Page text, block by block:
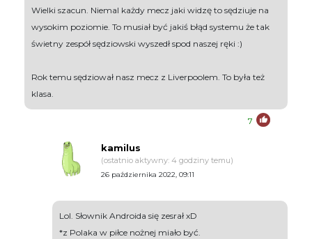
Wielki szacun. Niemal każdy mecz jaki widzę to sędziuje na
wysokim poziomie. To musiał być jakiś błąd systemu że tak
świetny zespół sędziowski wyszedł spod naszej ręki :)
Rok temu sędziował nasz mecz z Liverpoolem. To była też
klasa.
7
kamilus
(ostatnio aktywny: 4 godziny temu)
26 października 2022, 09:11
Lol. Słownik Androida się zesrał xD
*z Polaka w piłce nożnej miało być.